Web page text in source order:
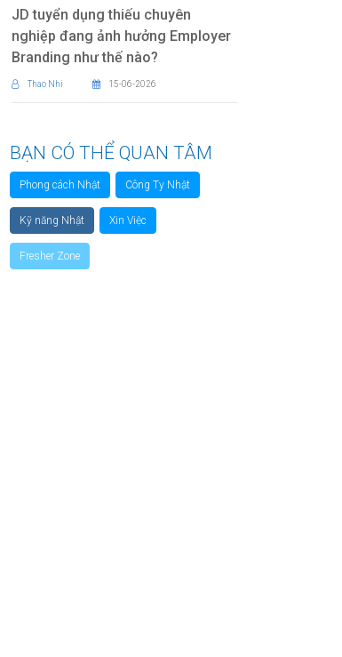
JD tuyển dụng thiếu chuyên
nghiệp đang ảnh hưởng Employer
Branding như thế nào?
Thao Nhi 15-06-2026
BẠN CÓ THỂ QUAN TÂM
Phong cách Nhật Công Ty Nhật
Kỹ năng Nhật Xin Việc
Fresher Zone